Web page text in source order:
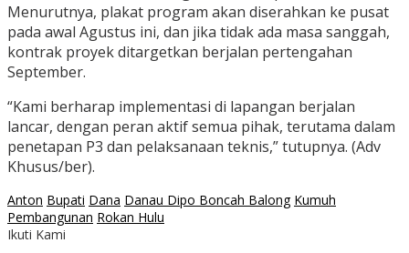
Menurutnya, plakat program akan diserahkan ke pusat
pada awal Agustus ini, dan jika tidak ada masa sanggah,
kontrak proyek ditargetkan berjalan pertengahan
September.
“Kami berharap implementasi di lapangan berjalan
lancar, dengan peran aktif semua pihak, terutama dalam
penetapan P3 dan pelaksanaan teknis,” tutupnya. (Adv
Khusus/ber).
Anton Bupati Dana Danau Dipo Boncah Balong Kumuh
Pembangunan Rokan Hulu
Ikuti Kami